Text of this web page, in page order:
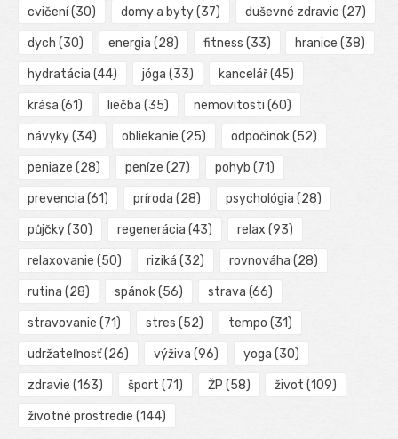
cvičení(30) domy a byty(37) duševné zdravie (27)
dych (30) energia (28) fitness (33) hranice (38)
hydratácia (44) jóga (33) kancelář(45)
krása (61) liečba (35) nemovitosti (60)
návyky(34) obliekanie (25) odpočinok(52)
peniaze (28) peníze (27) pohyb (71)
prevencia (61) príroda (28) psychológia (28)
půjčky(30) regenerácia (43) relax (93)
relaxovanie (50) riziká (32) rovnováha (28)
rutina (28) spánok(56) strava (66)
stravovanie (71) stres (52) tempo (31)
udržateľnosť(26) výživa (96) yoga (30)
zdravie (163) šport (71) ŽP (58) život (109)
životné prostredie (144)